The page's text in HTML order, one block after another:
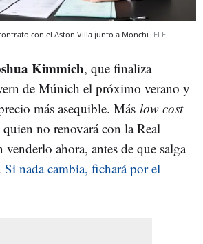
con el Aston Villa junto a Monchi EFE
Kimmich, que finaliza
de Múnich el próximo verano y
más asequible. Más low cost
quien no renovará con la Real
venderlo ahora, antes de que salga
Si nada cambia, fichará por el